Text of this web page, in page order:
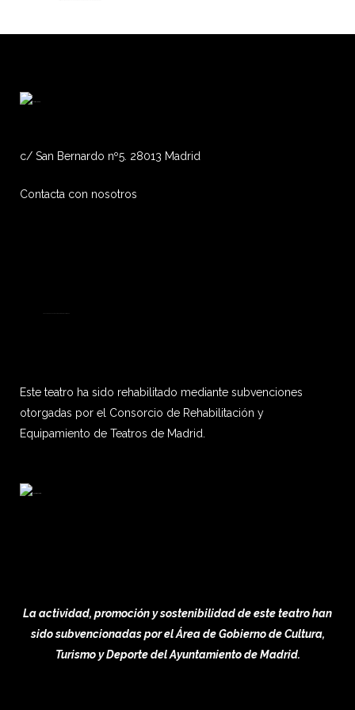
c/ San Bernardo nº5. 28013 Madrid
Contacta con nosotros
Este teatro ha sido rehabilitado mediante subvenciones
otorgadas por el Consorcio de Rehabilitación y
Equipamiento de Teatros de Madrid.
La actividad, promoción y sostenibilidad de este teatro han
sido subvencionadas por el Área de Gobierno de Cultura,
Turismo y Deporte del Ayuntamiento de Madrid.